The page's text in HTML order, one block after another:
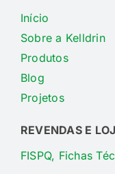
Início
Sobre a Kelldrin
Produtos
Blog
Projetos
REVENDAS E
FISPQ, Fichas